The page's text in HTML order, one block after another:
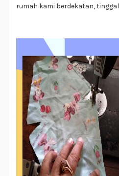
rumah kami berdekatan,